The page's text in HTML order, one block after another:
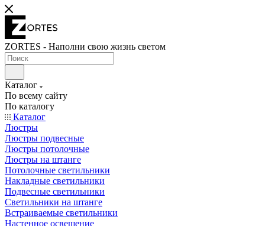
ZORTES - Наполни свою жизнь светом
Каталог
По всему сайту
По каталогу
Каталог
Люстры
Люстры подвесные
Люстры потолочные
Люстры на штанге
Потолочные светильники
Накладные светильники
Подвесные светильники
Светильники на штанге
Встраиваемые светильники
Настенное освещение